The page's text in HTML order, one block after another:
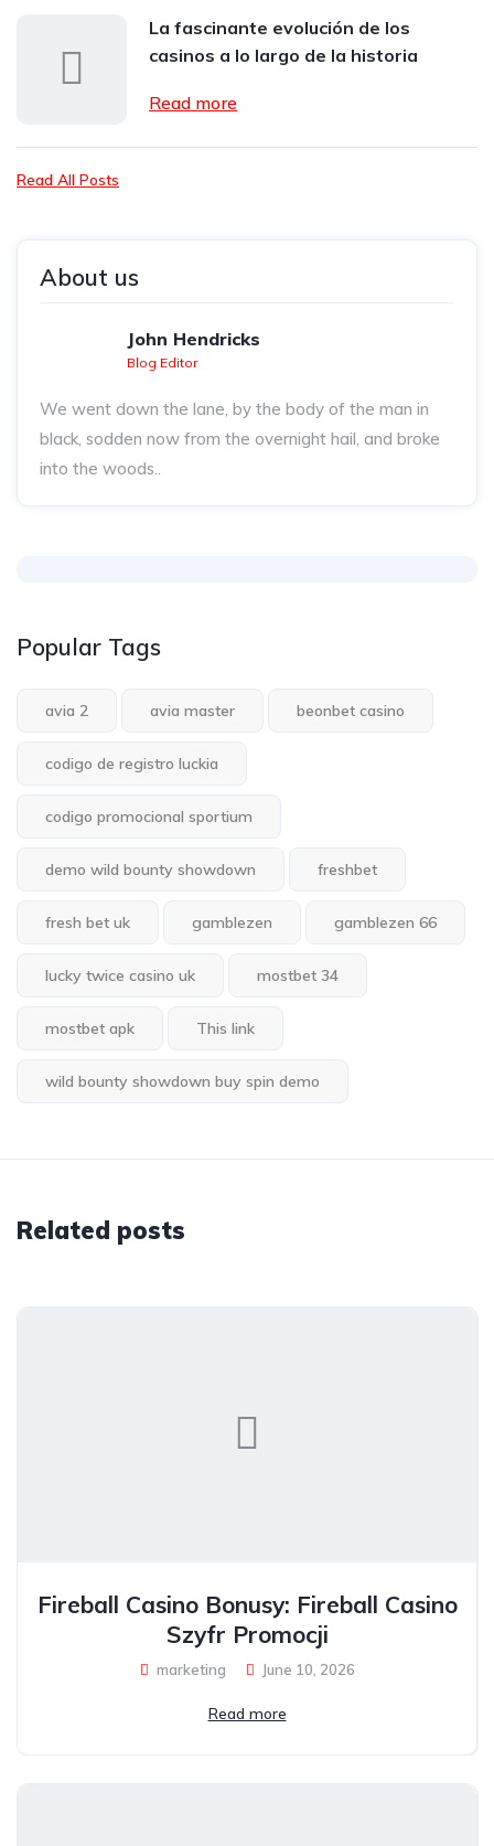
La fascinante evolución de los
casinos a lo largo de la historia
Read more
Read All Posts
About us
John Hendricks
Blog Editor
We went down the lane, by the body of the man in
black, sodden now from the overnight hail, and broke
into the woods..
Popular Tags
avia 2 avia master beonbet casino
codigo de registro luckia
codigo promocional sportium
demo wild bounty showdown freshbet
fresh bet uk gamblezen gamblezen 66
lucky twice casino uk mostbet 34
mostbet apk This link
wild bounty showdown buy spin demo
Related posts
Fireball Casino Bonusy: Fireball Casino
Szyfr Promocji
marketing June 10, 2026
Read more